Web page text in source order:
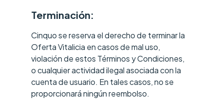
Terminación:
Cinquo se reserva el derecho de terminar la
Oferta Vitalicia en casos de mal uso,
violación de estos Términos y Condiciones,
o cualquier actividad ilegal asociada con la
cuenta de usuario. En tales casos, no se
proporcionará ningún reembolso.